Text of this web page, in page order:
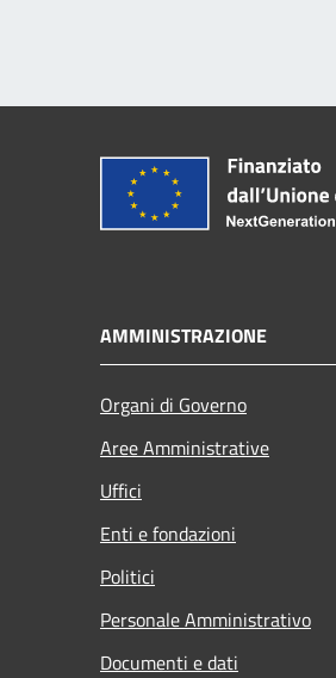
AMMINISTRAZIONE
Organi di Governo
Aree Amministrative
Uffici
Enti e fondazioni
Politici
Personale Amministrativo
Documenti e dati